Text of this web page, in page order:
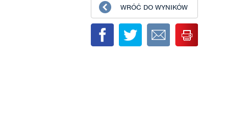
WRÓĆ DO WYNIKÓW